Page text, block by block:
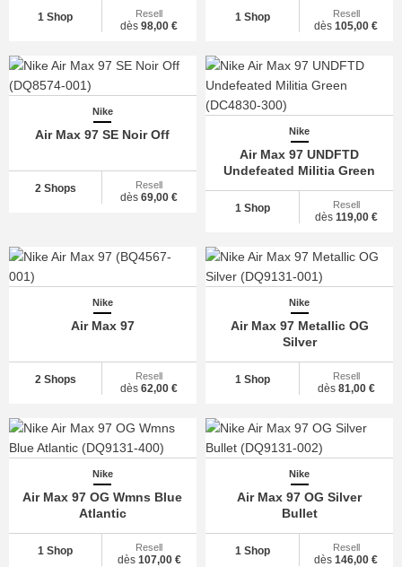
1 Shop
Resell
dès 98,00 €
1 Shop
Resell
dès 105,00 €
Nike
Air Max 97 SE Noir Off
2 Shops
Resell
dès 69,00 €
Nike
Air Max 97 UNDFTD
Undefeated Militia Green
1 Shop
Resell
dès119,00 €
Nike
Air Max 97
2 Shops
Resell
dès 62,00 €
Nike
Air Max 97 Metallic OG
Silver
1 Shop
Resell
dès81,00 €
Nike
Air Max 97 OG Wmns Blue
Atlantic
1 Shop
Resell
dès107,00 €
Nike
Air Max 97 OG Silver
Bullet
1 Shop
Resell
dès 146,00 €